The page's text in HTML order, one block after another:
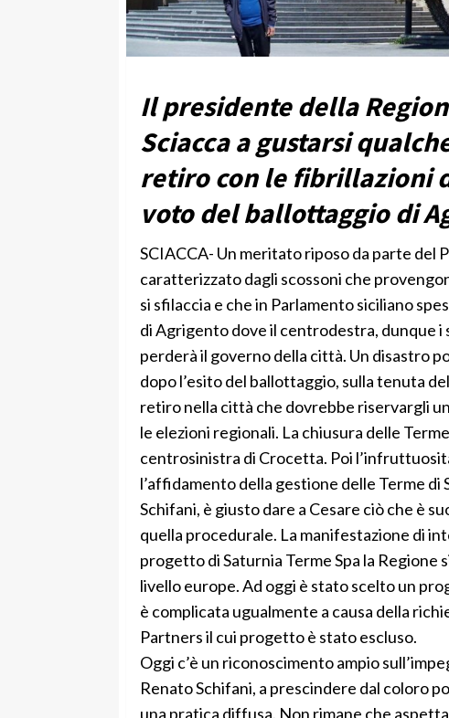
Il presidente della
Sciacca a gustarsi
retiro con le fibrillazioni
voto del ballottaggio di
SCIACCA- Un meritato riposo da parte del
caratterizzato dagli scossoni che
si sfilaccia e che in Parlamento siciliano
di Agrigento dove il centrodestra, dunque i
perderà il governo della città. Un disastro
dopo l’esito del ballottaggio, sulla tenuta
retiro nella città che dovrebbe riservargli
le elezioni regionali. La chiusura delle
centrosinistra di Crocetta. Poi
l’affidamento della gestione delle Terme
Schifani, è giusto dare a Cesare ciò che è
quella procedurale. La manifestazione di
progetto di Saturnia Terme Spa la Regione
livello europe. Ad oggi è stato scelto un
è complicata ugualmente a causa della
Partners il cui progetto è stato escluso.
Oggi c’è un riconoscimento ampio
Renato Schifani, a prescindere dal coloro
una pratica diffusa. Non rimane che